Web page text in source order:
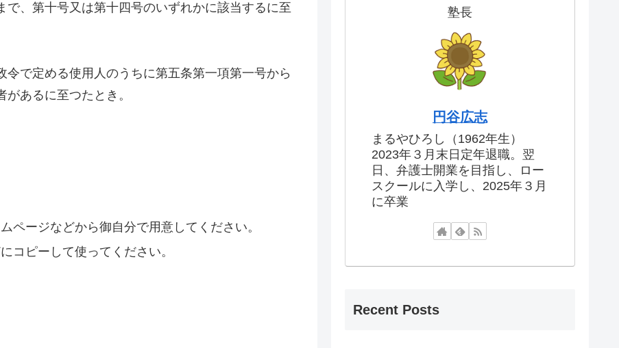
、第十号又は第十四号のいずれかに該当するに至
で定める使用人のうちに第五条第一項第一号から
あるに至つたとき。
ページなどから御自分で用意してください。
コピーして使ってください。
塾長
円谷広志
まるやひろし（1962年生）
2023年３月末日定年退職。翌
日、弁護士開業を目指し、ロー
スクールに入学し、2025年３月
に卒業
Recent Posts